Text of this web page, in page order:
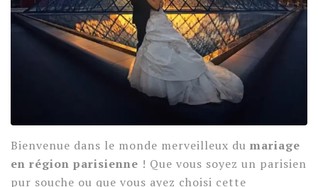
Bienvenue dans le monde merveilleux du mariage
en région parisienne ! Que vous soyez un parisien
pur souche ou que vous ayez choisi cette